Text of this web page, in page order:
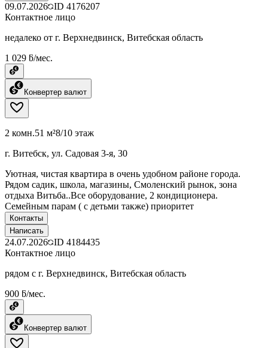
09.07.2026 ID 4176207
Контактное лицо
недалеко от г. Верхнедвинск, Витебская область
1 029 ƃ/мес.
Конвертер валют
2 комн.51 м²8/10 этаж
г. Витебск, ул. Садовая 3-я, 30
Уютная, чистая квартира в очень удобном районе города.
Рядом садик, школа, магазины, Смоленский рынок, зона
отдыха Витьба..Все оборудование, 2 кондиционера.
Семейным парам ( с детьми также) приоритет
Контакты
Написать
24.07.2026 ID 4184435
Контактное лицо
рядом с г. Верхнедвинск, Витебская область
900 ƃ/мес.
Конвертер валют